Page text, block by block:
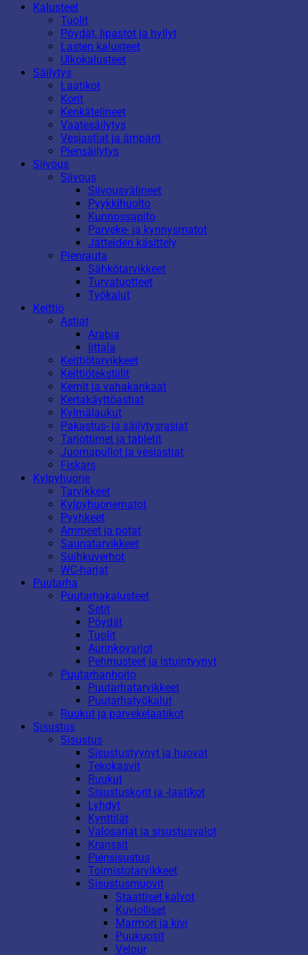
Kalusteet
Tuolit
Pöydät, lipastot ja hyllyt
Lasten kalusteet
Ulkokalusteet
Säilytys
Laatikot
Korit
Kenkätelineet
Vaatesäilytys
Vesiastiat ja ämpärit
Piensäilytys
Siivous
Siivous
Siivousvälineet
Pyykkihuolto
Kunnossapito
Parveke- ja kynnysmatot
Jätteiden käsittely
Pienrauta
Sähkötarvikkeet
Turvatuotteet
Työkalut
Keittiö
Astiat
Arabia
Iittala
Keittiötarvikkeet
Keittiötekstiilit
Kernit ja vahakankaat
Kertakäyttöastiat
Kylmälaukut
Pakastus- ja säilytysrasiat
Tarjottimet ja tabletit
Juomapullot ja vesiastiat
Fiskars
Kylpyhuone
Tarvikkeet
Kylpyhuonematot
Pyyhkeet
Ammeet ja potat
Saunatarvikkeet
Suihkuverhot
WC-harjat
Puutarha
Puutarhakalusteet
Setit
Pöydät
Tuolit
Aurinkovarjot
Pehmusteet ja istuintyynyt
Puutarhanhoito
Puutarhatarvikkeet
Puutarhatyökalut
Ruukut ja parvekelaatikot
Sisustus
Sisustus
Sisustustyynyt ja huovat
Tekokasvit
Ruukut
Sisustuskorit ja -laatikot
Lyhdyt
Kynttilät
Valosarjat ja sisustusvalot
Kranssit
Piensisustus
Toimistotarvikkeet
Sisustusmuovit
Staattiset kalvot
Kuviolliset
Marmori ja kivi
Puukuosit
Velour